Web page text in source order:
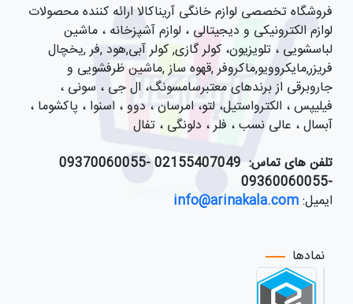
فروشگاه تخصصی لوازم خانگی آریناکالا ارائه کننده محصولات
لوازم الکترونیکی و دیجیتالی ، لوازم آشپزخانه ، ماشین
لباسشویی ، تلویزیون، کولر گازی, کولر آبی,هود ,فر ,یخچال
فریزر,مایکروویو,ماکروفر ,قهوه ساز ,ماشین ظرفشویی و
جاروبرقی از برندهای معتبرسامسونگ، ال جی ، سونی ،
فیلیپس ، الکترواستیل، لتو، امرسان ، دوو ، اسنوا ، پاکشوما ،
آبسال ، عالی نسب ، فلر ، دلونگی ، تفال
تلفن های تماس:
021
55407049 -09370060055
-09360060055
ایمیل:info@arinakala.com
نمادها